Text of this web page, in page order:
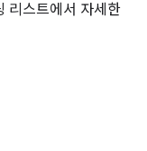
리스트에서 자세한